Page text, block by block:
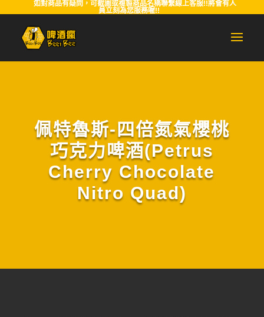
如對商品有疑問，可截圖或複製商品名稱聯繫線上客服!!將會有人
員立刻為您服務喔!!
佩特魯斯-四倍氮氣櫻桃
巧克力啤酒(Petrus
Cherry Chocolate
Nitro Quad)